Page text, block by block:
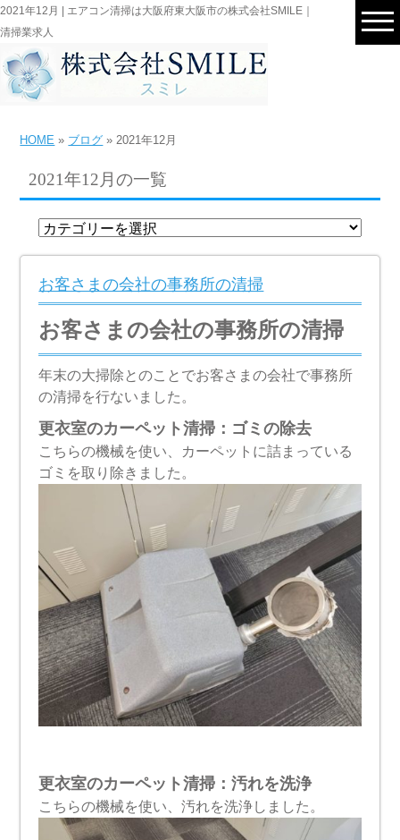
2021年12月 | エアコン清掃は大阪府東大阪市の株式会社SMILE｜
清掃業求人
HOME » ブログ » 2021年12月
2021年12月の一覧
お客さまの会社の事務所の清掃
お客さまの会社の事務所の清掃
年末の大掃除とのことでお客さまの会社で事務所
の清掃を行ないました。
更衣室のカーペット清掃：ゴミの除去
こちらの機械を使い、カーペットに詰まっている
ゴミを取り除きました。
更衣室のカーペット清掃：汚れを洗浄
こちらの機械を使い、汚れを洗浄しました。